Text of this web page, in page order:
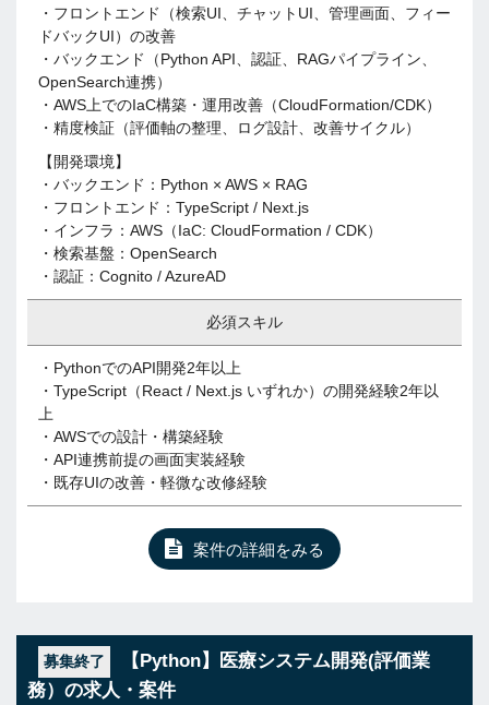
・フロントエンド（検索UI、チャットUI、管理画面、フィー
ドバックUI）の改善
・バックエンド（Python API、認証、RAGパイプライン、
OpenSearch連携）
・AWS上でのIaC構築・運用改善（CloudFormation/CDK）
・精度検証（評価軸の整理、ログ設計、改善サイクル）
【開発環境】
・バックエンド：Python × AWS × RAG
・フロントエンド：TypeScript / Next.js
・インフラ：AWS（IaC: CloudFormation / CDK）
・検索基盤：OpenSearch
・認証：Cognito / AzureAD
必須スキル
・PythonでのAPI開発2年以上
・TypeScript（React / Next.js いずれか）の開発経験2年以
上
・AWSでの設計・構築経験
・API連携前提の画面実装経験
・既存UIの改善・軽微な改修経験
案件の詳細をみる
募集終了
【Python】医療システム開発(評価業
務）の求人・案件